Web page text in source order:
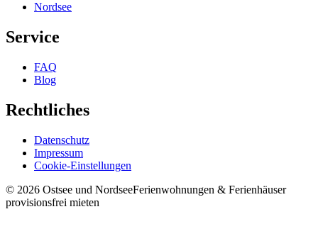
Nordsee
Service
FAQ
Blog
Rechtliches
Datenschutz
Impressum
Cookie-Einstellungen
© 2026 Ostsee und NordseeFerienwohnungen & Ferienhäuser
provisionsfrei mieten